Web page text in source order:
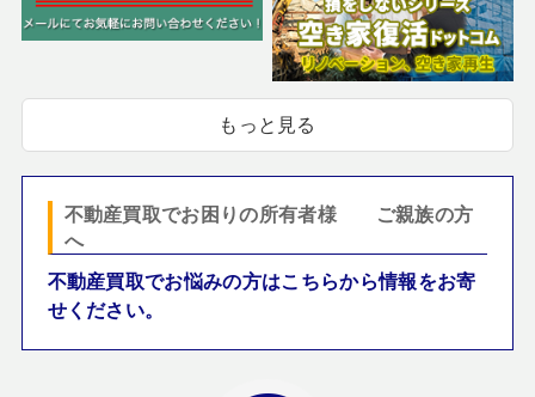
もっと見る
不動産買取でお困りの所有者様 ご親族の方
へ
不動産買取でお悩みの方はこちらから情報をお寄
せください。